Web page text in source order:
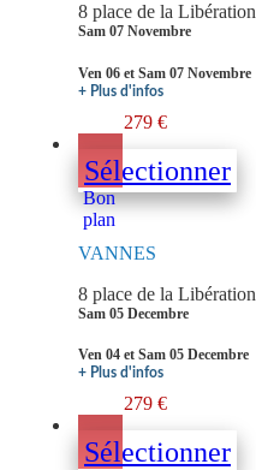
8 place de la Libération
Sam 07 Novembre
Ven 06 et Sam 07 Novembre
+ Plus d'infos
279 €
Sélectionner
Bon
plan
VANNES
8 place de la Libération
Sam 05 Decembre
Ven 04 et Sam 05 Decembre
+ Plus d'infos
279 €
Sélectionner